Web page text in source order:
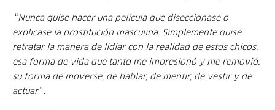
“Nunca quise hacer una película que diseccionase o
explicase la prostitución masculina. Simplemente quise
retratar la manera de lidiar con la realidad de estos chicos,
esa forma de vida que tanto me impresionó y me removió:
su forma de moverse, de hablar, de mentir, de vestir y de
actuar” .